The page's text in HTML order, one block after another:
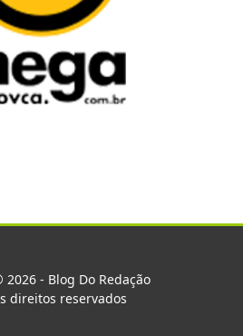
- Blog Do Redação
direitos reservados